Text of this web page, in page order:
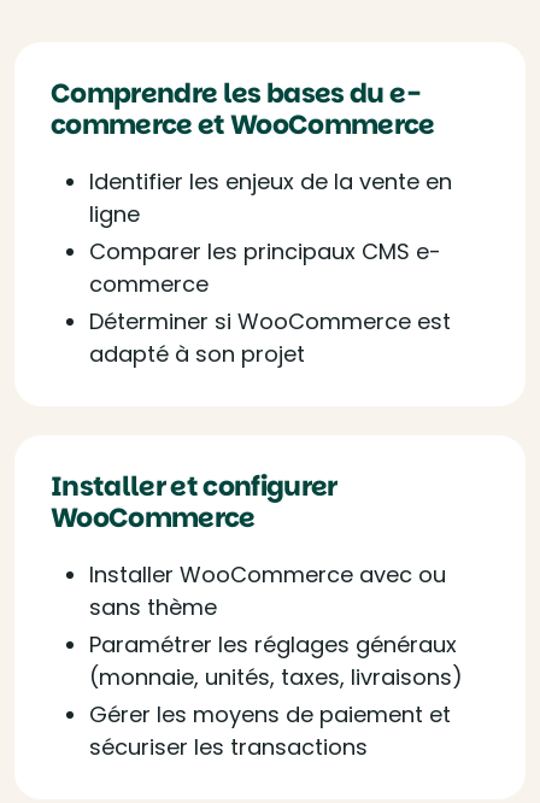
Comprendre les bases du e-
commerce et WooCommerce
Identifier les enjeux de la vente en
ligne
Comparer les principaux CMS e-
commerce
Déterminer si WooCommerce est
adapté à son projet
Installer et configurer
WooCommerce
Installer WooCommerce avec ou
sans thème
Paramétrer les réglages généraux
(monnaie, unités, taxes, livraisons)
Gérer les moyens de paiement et
sécuriser les transactions